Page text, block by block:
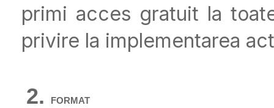
primi acces gratuit la
privire la implementarea
FORMAT